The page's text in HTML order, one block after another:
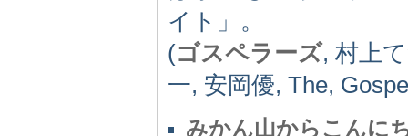
イト」。
(ゴスペラーズ, 村上
一, 安岡優, The,
みかん山からこんに